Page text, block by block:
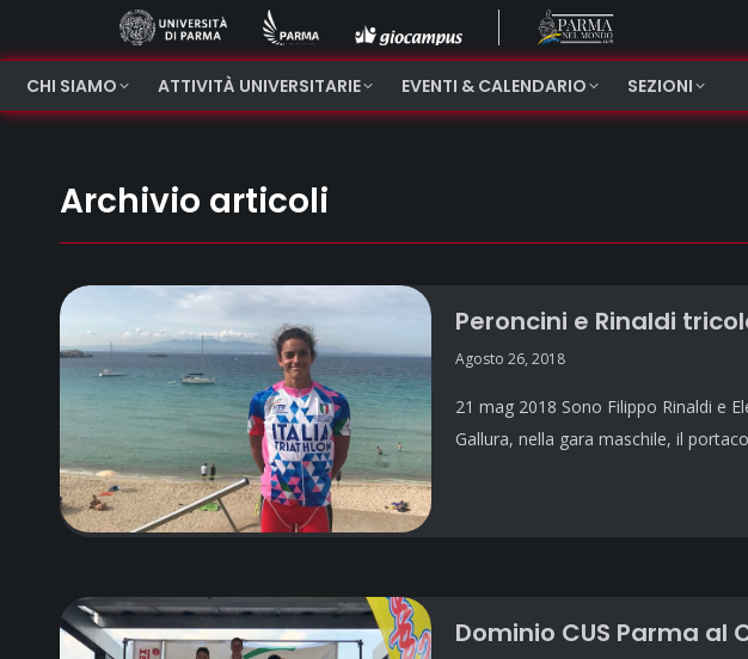
CHI SIAMO ATTIVITÀ UNIVERSITARIE EVENTI & CALENDARIO SEZIONI
Archivio articoli
Peroncini e Rinaldi
Agosto 26, 2018
21 mag 2018 Sono Filippo Rinaldi e
Gallura, nella gara maschile, il
Dominio CUS Parma